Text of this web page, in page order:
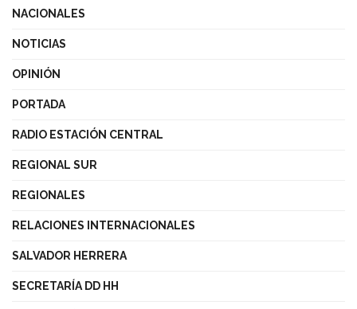
NACIONALES
NOTICIAS
OPINIÓN
PORTADA
RADIO ESTACIÓN CENTRAL
REGIONAL SUR
REGIONALES
RELACIONES INTERNACIONALES
SALVADOR HERRERA
SECRETARÍA DD HH